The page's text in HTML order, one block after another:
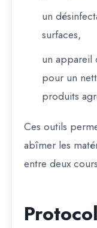
un
surfaces,
un appareil
pour un
produits
Ces outils
abîmer les
entre deux